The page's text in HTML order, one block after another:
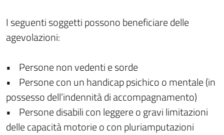
I seguenti soggetti possono beneficiare delle
agevolazioni:
• Persone non vedenti e sorde
• Persone con un handicap psichico o mentale (in
possesso dell’indennità di accompagnamento)
• Persone disabili con leggere o gravi limitazioni
delle capacità motorie o con pluriamputazioni